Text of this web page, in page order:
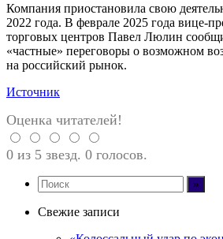
Компания приостановила свою
2022 года. В феврале 2025 года вице-
торговых центров Павел Люлин
«частные» переговоры о возможном
на российский рынок.
Источник
Оценка читателей!
0 из 5 звезд. 0 голосов.
Свежие записи